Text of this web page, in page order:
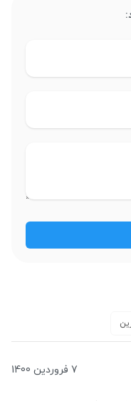
7 فروردین 1400